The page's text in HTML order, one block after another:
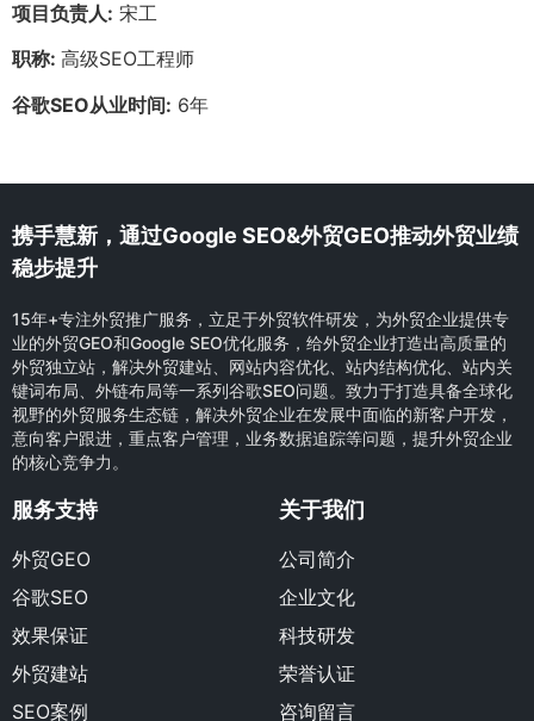
项目负责人: 宋工
职称: 高级SEO工程师
谷歌SEO从业时间: 6年
携手慧新，通过Google SEO&外贸GEO推动外贸业绩
稳步提升
15年+专注外贸推广服务，立足于外贸软件研发，为外贸企业提供专
业的外贸GEO和Google SEO优化服务，给外贸企业打造出高质量的
外贸独立站，解决外贸建站、网站内容优化、站内结构优化、站内关
键词布局、外链布局等一系列谷歌SEO问题。致力于打造具备全球化
视野的外贸服务生态链，解决外贸企业在发展中面临的新客户开发，
意向客户跟进，重点客户管理，业务数据追踪等问题，提升外贸企业
的核心竞争力。
服务支持
外贸GEO
谷歌SEO
效果保证
外贸建站
SEO案例
关于我们
公司简介
企业文化
科技研发
荣誉认证
咨询留言